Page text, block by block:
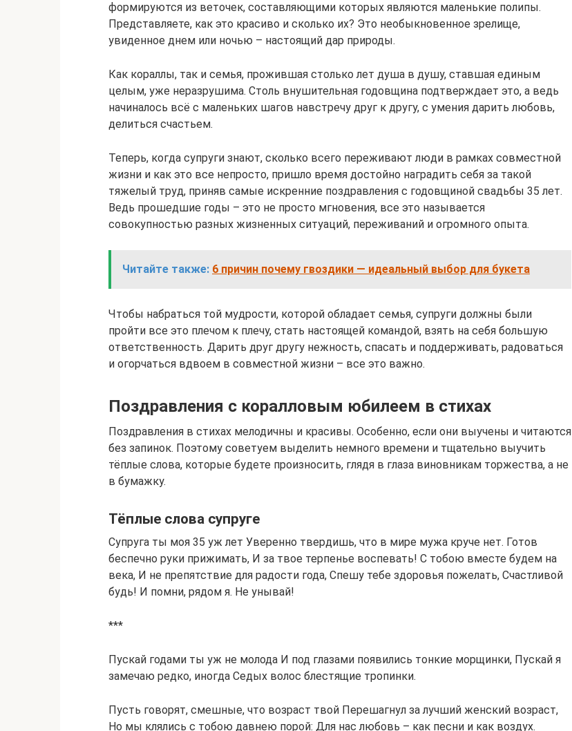
формируются из веточек, составляющими которых являются маленькие полипы.
Представляете, как это красиво и сколько их? Это необыкновенное зрелище,
увиденное днем или ночью – настоящий дар природы.
Как кораллы, так и семья, прожившая столько лет душа в душу, ставшая единым
целым, уже неразрушима. Столь внушительная годовщина подтверждает это, а ведь
начиналось всё с маленьких шагов навстречу друг к другу, с умения дарить любовь,
делиться счастьем.
Теперь, когда супруги знают, сколько всего переживают люди в рамках совместной
жизни и как это все непросто, пришло время достойно наградить себя за такой
тяжелый труд, приняв самые искренние поздравления с годовщиной свадьбы 35 лет.
Ведь прошедшие годы – это не просто мгновения, все это называется
совокупностью разных жизненных ситуаций, переживаний и огромного опыта.
Читайте также: 6 причин почему гвоздики — идеальный выбор для букета
Чтобы набраться той мудрости, которой обладает семья, супруги должны были
пройти все это плечом к плечу, стать настоящей командой, взять на себя большую
ответственность. Дарить друг другу нежность, спасать и поддерживать, радоваться
и огорчаться вдвоем в совместной жизни – все это важно.
Поздравления с коралловым юбилеем в стихах
Поздравления в стихах мелодичны и красивы. Особенно, если они выучены и читаются
без запинок. Поэтому советуем выделить немного времени и тщательно выучить
тёплые слова, которые будете произносить, глядя в глаза виновникам торжества, а не
в бумажку.
Тёплые слова супруге
Супруга ты моя 35 уж лет Уверенно твердишь, что в мире мужа круче нет. Готов
беспечно руки прижимать, И за твое терпенье воспевать! С тобою вместе будем на
века, И не препятствие для радости года, Спешу тебе здоровья пожелать, Счастливой
будь! И помни, рядом я. Не унывай!
***
Пускай годами ты уж не молода И под глазами появились тонкие морщинки, Пускай я
замечаю редко, иногда Седых волос блестящие тропинки.
Пусть говорят, смешные, что возраст твой Перешагнул за лучший женский возраст,
Но мы клялись с тобою давнею порой: Для нас любовь – как песни и как воздух.